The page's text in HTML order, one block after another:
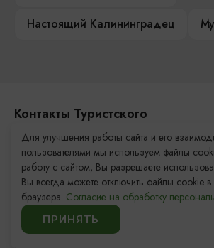
Настоящий Калининградец
Контакты Туристского
информационного центра
+7 (4012) 555-200
8 (800) 200-55-39
info@visit-kaliningrad.ru
Для улучшения работы сайта и его
пользователями мы используем файлы
работу с сайтом, Вы разрешаете
Вы всегда можете отключить файлы cookie
браузера. Согласие на обработку
ПРИНЯТЬ